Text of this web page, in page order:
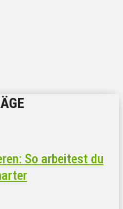
So arbeitest du